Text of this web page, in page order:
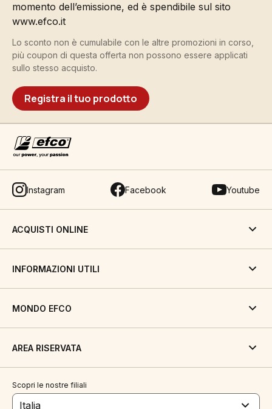
momento dell’emissione, ed è spendibile sul sito
www.efco.it
Lo sconto non è cumulabile con le altre promozioni in corso,
più coupon di questa offerta non possono essere applicati
sullo stesso acquisto.
Registra il tuo prodotto
Instagram Facebook Youtube
ACQUISTI ONLINE
INFORMAZIONI UTILI
MONDO EFCO
AREA RISERVATA
Scopri le nostre filiali
Italia